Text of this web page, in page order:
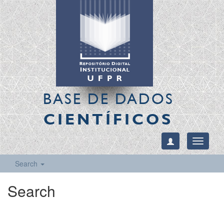
BASE DE DADOS
CIENTÍFICOS
Toggle
Search
Search